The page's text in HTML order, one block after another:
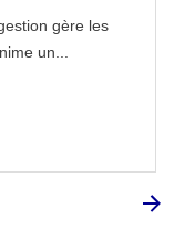
gère les
un...